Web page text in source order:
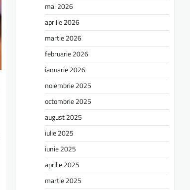
mai 2026
aprilie 2026
martie 2026
februarie 2026
ianuarie 2026
noiembrie 2025
octombrie 2025
august 2025
iulie 2025
iunie 2025
aprilie 2025
martie 2025